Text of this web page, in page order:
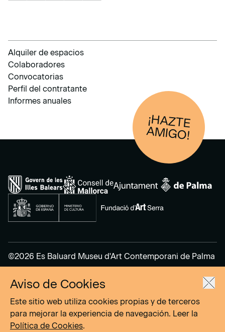
Alquiler de espacios
Colaboradores
Convocatorias
Perfil del contratante
Informes anuales
¡HAZTE
AM
IGO!
©2026 Es Baluard Museu d'Art Contemporani de Palma
Aviso Legal
Política de Privacidad
Política de cookies
Aviso de Cookies
Este sitio web utiliza cookies propias y de terceros
para mejorar la experiencia de navegación. Leer la
Política de Cookies.